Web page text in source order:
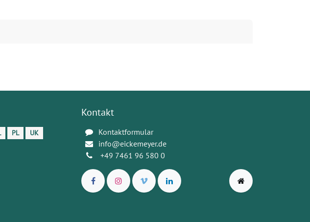
PL
UK
Kontakt
Kontaktformular
info@eickemeyer.de
+49 7461 96 580 0